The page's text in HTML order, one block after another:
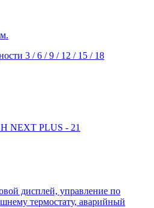
3 / 6 / 9 / 12 / 15 / 18
NEXT PLUS - 21
дисплей, управление по
термостату, аварийный